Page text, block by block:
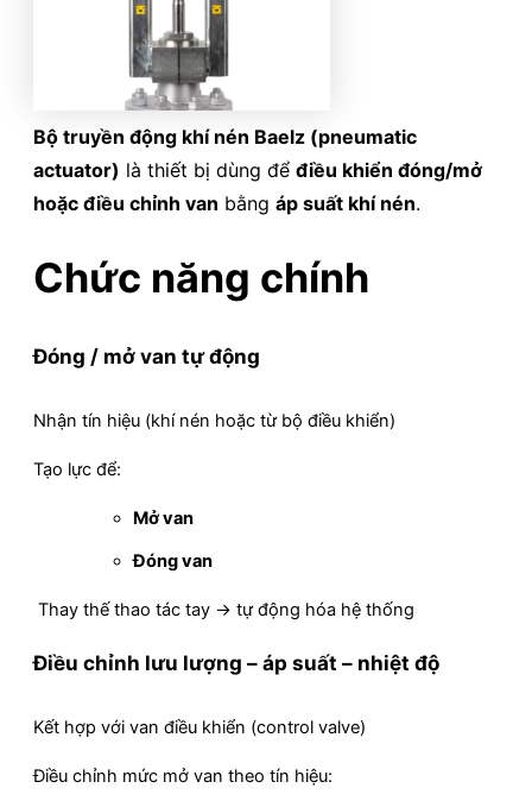
Bộ truyền động khí nén Baelz (pneumatic
actuator) là thiết bị dùng để điều khiển đóng/mở
hoặc điều chỉnh van bằng áp suất khí nén.
Chức năng chính
Đóng / mở van tự động
Nhận tín hiệu (khí nén hoặc từ bộ điều khiển)
Tạo lực để:
Mở van
Đóng van
Thay thế thao tác tay → tự động hóa hệ thống
Điều chỉnh lưu lượng – áp suất – nhiệt độ
Kết hợp với van điều khiển (control valve)
Điều chỉnh mức mở van theo tín hiệu: